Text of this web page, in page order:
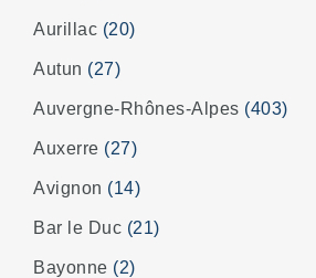
Aurillac (20)
Autun (27)
Auvergne-Rhônes-Alpes (403)
Auxerre (27)
Avignon (14)
Bar le Duc (21)
Bayonne (2)